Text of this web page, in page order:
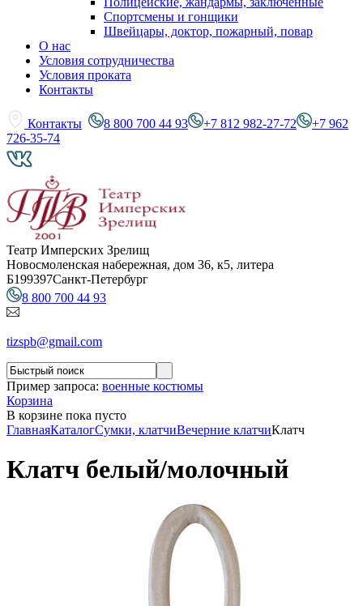
Спортсмены и гонщики
Швейцары, доктор, пожарный, повар
О нас
Условия сотрудничества
Условия проката
Контакты
Контакты 8 800 700 44 93 +7 812 982-27-72
+7 962
726-35-74
Театр Имперских Зрелищ
Новосмоленская набережная, дом 36, к5, литера
Б199397Санкт-Петербург
8 800 700 44 93
tizspb@gmail.com
Пример запроса: военные костюмы
Корзина
В корзине пока пусто
ГлавнаяКаталогСумки, клатчиВечерние клатчиКлатч
Клатч белый/молочный